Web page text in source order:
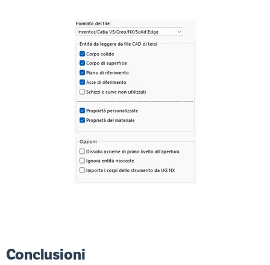
Conclusioni